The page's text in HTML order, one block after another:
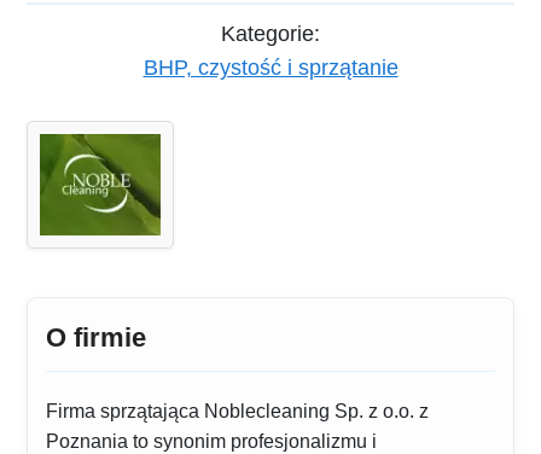
Kategorie:
BHP, czystość i sprzątanie
O firmie
Firma sprzątająca Noblecleaning Sp. z o.o. z
Poznania to synonim profesjonalizmu i